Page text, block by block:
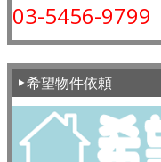
03-5456-9799
希望物件依頼